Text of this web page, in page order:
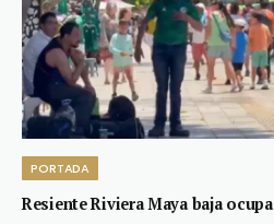
PORTADA
Resiente Riviera Maya baja